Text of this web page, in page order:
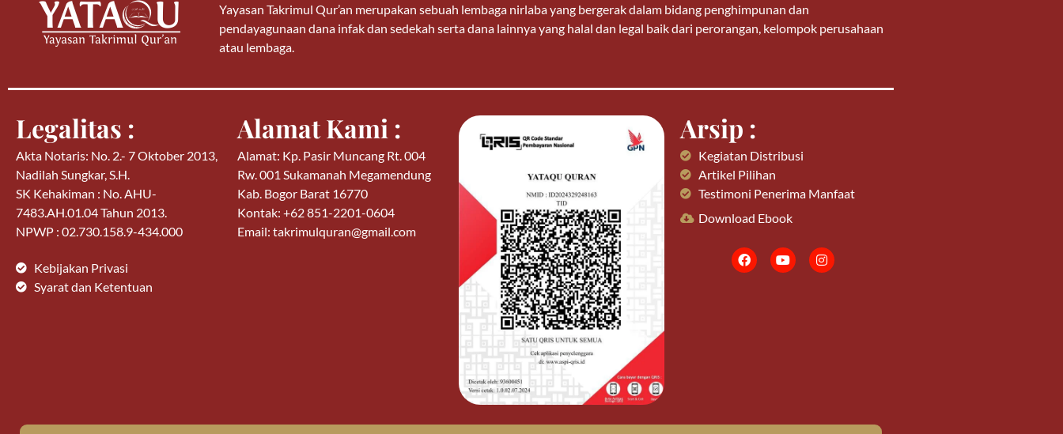
Yayasan Takrimul Qur’an merupakan sebuah lembaga nirlaba yang bergerak dalam bidang penghimpunan dan
pendayagunaan dana infak dan sedekah serta dana lainnya yang halal dan legal baik dari perorangan, kelompok perusahaan
atau lembaga.
Legalitas :
Akta Notaris: No. 2.- 7 Oktober 2013,
Nadilah Sungkar, S.H.
SK Kehakiman : No. AHU-
7483.AH.01.04 Tahun 2013.
NPWP : 02.730.158.9-434.000
Kebijakan Privasi
Syarat dan Ketentuan
Alamat Kami :
Alamat: Kp. Pasir Muncang Rt. 004
Rw. 001 Sukamanah Megamendung
Kab. Bogor Barat 16770
Kontak: +62 851-2201-0604
Email: takrimulquran@gmail.com
Arsip :
Kegiatan Distribusi
Artikel Pilihan
Testimoni Penerima Manfaat
Download Ebook